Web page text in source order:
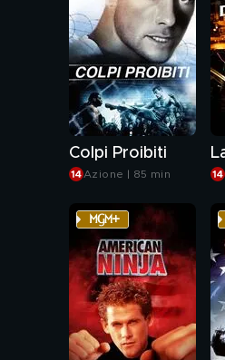
Colpi Proibiti
Azione | 85 min